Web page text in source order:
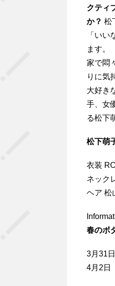
クティ
か？ 松
「い
ます。
家で悶
りに気
大好き
手、女
る松下
松下萌
衣装
ネック
ヘア 松
春のボ
3月31
4月2日
午後